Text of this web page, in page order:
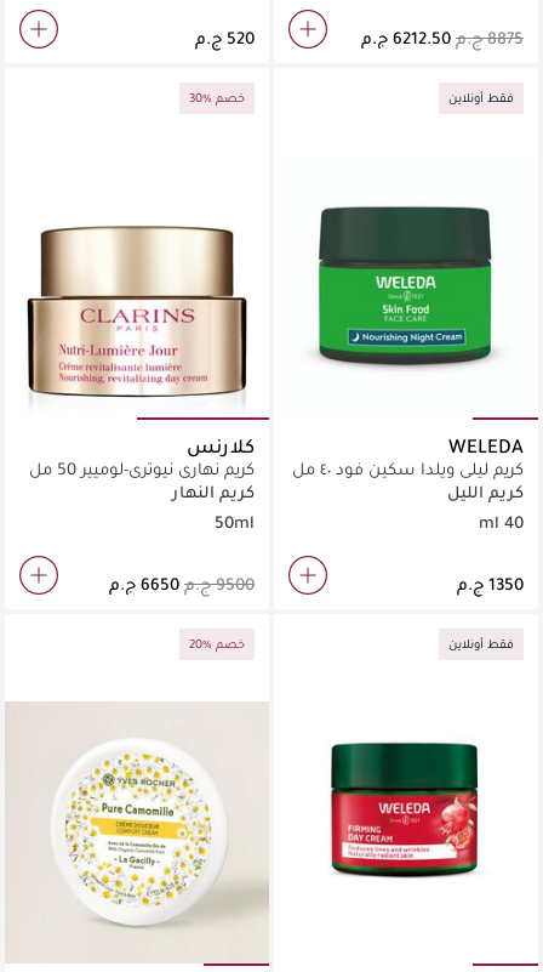
فقط أونلاين
WELEDA
كريم ليلي ويلدا سكين فود ٤٠ مل
كريم الليل
40 ml
30% خصم
كلارنس
كريم نهاري نيوتري-لوميير 50 مل
كريم النهار
50ml
فقط أونلاين 20% خصم